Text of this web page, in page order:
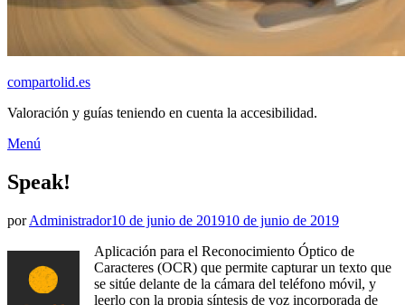
compartolid.es
Valoración y guías teniendo en cuenta la accesibilidad.
Saltar
contenido
Menú
Speak!
porAdministradorPublicado
10 de junio de 201910 de junio de 2019
Aplicación para el Reconocimiento Óptico de
Caracteres (OCR) que permite capturar un texto que
se sitúe delante de la cámara del teléfono móvil, y
leerlo con la propia síntesis de voz incorporada de